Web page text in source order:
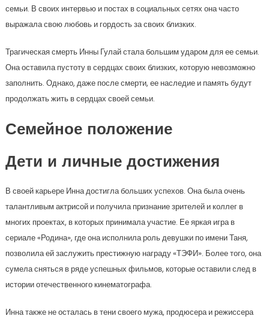
семьи. В своих интервью и постах в социальных сетях она часто
выражала свою любовь и гордость за своих близких.
Трагическая смерть Инны Гулай стала большим ударом для ее семьи.
Она оставила пустоту в сердцах своих близких, которую невозможно
заполнить. Однако, даже после смерти, ее наследие и память будут
продолжать жить в сердцах своей семьи.
Семейное положение
Дети и личные достижения
В своей карьере Инна достигла больших успехов. Она была очень
талантливым актрисой и получила признание зрителей и коллег в
многих проектах, в которых принимала участие. Ее яркая игра в
сериале «Родина», где она исполнила роль девушки по имени Таня,
позволила ей заслужить престижную награду «ТЭФИ». Более того, она
сумела сняться в ряде успешных фильмов, которые оставили след в
истории отечественного кинематографа.
Инна также не осталась в тени своего мужа, продюсера и режиссера